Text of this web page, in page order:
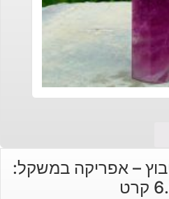
– אפריקה במשקל: